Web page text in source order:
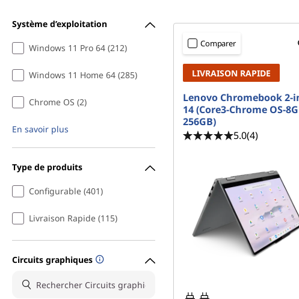
n
r
n
a
Système d’exploitation
Windows 11 Pro 64 (212)
Windows 11 Home 64 (285)
Chrome OS (2)
En savoir plus
Type de produits
Configurable (401)
Livraison Rapide (115)
Circuits graphiques
Comparer
LIVRAISON RAPIDE
Lenovo Chromebook 2-
14 (Core3-Chrome OS-
256GB)
5.0(4)